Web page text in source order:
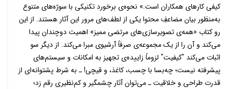
کیفی کارهای همکاران است.» نحوه‌ی برخورد تکنیکی با سوژه‌های متنوع
به‌منظور بیان مضاعفِ محتوا یکی از لطف‌های مرور این آثار هستند. از این
رو کتاب «همه‌ی تصویرسازی‌های مرتضی ممیز» اهمیت دوچندان پیدا
می‌کند و آن را از یک مجموعه‌ی صرفاً آرشیوی مبرا می‌کند. از دیگر سو
اثبات می‌کند "کیفیت" لزوماً زاییده‌ی تجهیز به امکانات و سیستم‌های
پیشرفته نیست؛ چه‌بسا با چسب، کاغذ، و قیچی! ـ به شرط پشتوانه‌ای از
قدرت طراحی و خلاقیت ـ می‌توان آثار چشمگیر و کم‌نظیری رقم زد؛